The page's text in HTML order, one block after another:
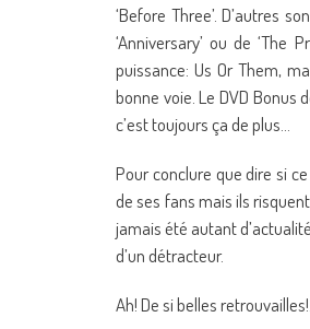
‘Before Three’. D’autres
‘Anniversary’ ou de ‘The
puissance: Us Or Them,
bonne voie. Le DVD
c’est toujours ça de plus…
Pour conclure que dire si
de ses fans mais ils
jamais été autant
d’un détracteur.
Ah! De si belles retrouvailles!…